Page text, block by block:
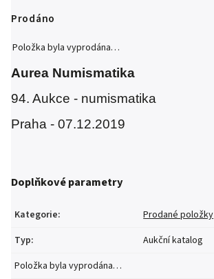
Prodáno
Položka byla vyprodána…
Aurea Numismatika
94. Aukce - numismatika
Praha - 07.12.2019
Doplňkové parametry
Kategorie:
Prodané položky
Typ:
Aukční katalog
Položka byla vyprodána…